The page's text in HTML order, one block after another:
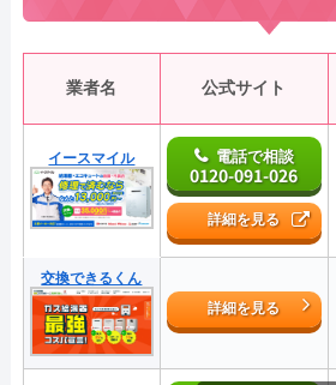
業者名 公式サイト
イースマイル 電話で相談
0120-091-026
詳細を見る
交換できるくん
詳細を見る